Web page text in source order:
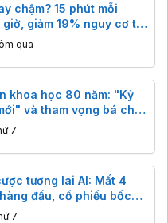
chậm? 15 phút mỗi
giảm 19% nguy cơ tử
qua
khoa học 80 năm: "Kỷ
và tham vọng bá chủ
7
tương lai AI: Mất 4
đầu, cổ phiếu bốc
7